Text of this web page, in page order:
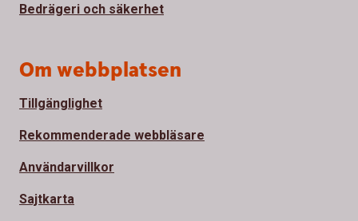
Bedrägeri och säkerhet
Om webbplatsen
Tillgänglighet
Rekommenderade webbläsare
Användarvillkor
Sajtkarta